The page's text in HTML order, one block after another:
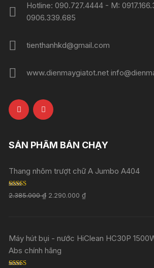
Hotline: 090.727.4444 - M:
0906.339.685
tienthanhkd@gmail.com
www.dienmaygiatot.net
SẢN PHẨM BÁN CHẠY
Thang nhôm trượt chữ A Jumbo A404
Rated 5.00
out of 5
2.385.000₫ 2.290.000₫
Máy hút bụi - nước HiClean HC30P
Abs chính hãng